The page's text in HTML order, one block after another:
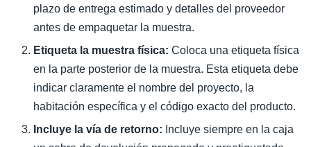
plazo de entrega estimado y detalles del proveedor
antes de empaquetar la muestra.
Etiqueta la muestra física: Coloca una etiqueta física
en la parte posterior de la muestra. Esta etiqueta debe
indicar claramente el nombre del proyecto, la
habitación específica y el código exacto del producto.
Incluye la vía de retorno: Incluye siempre en la caja